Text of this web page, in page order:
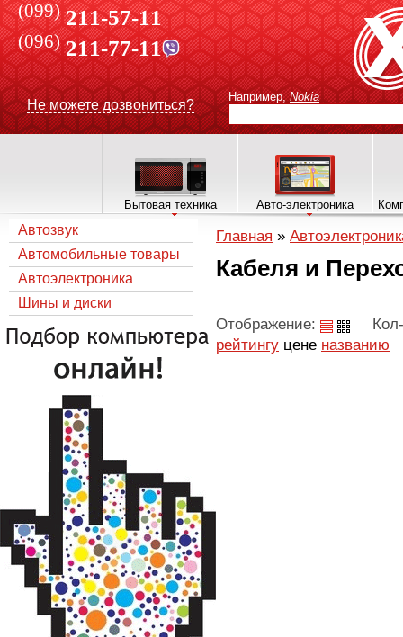
(099) 211-57-11
(096)211-77-11
Не можете дозвониться?
Например, Nokia
Бытовая техника Авто-электроника
Автозвук
Автомобильные товары
Автоэлектроника
Шины и диски
Главная »
Кабеля и
Отображение:
рейтингу цене названию